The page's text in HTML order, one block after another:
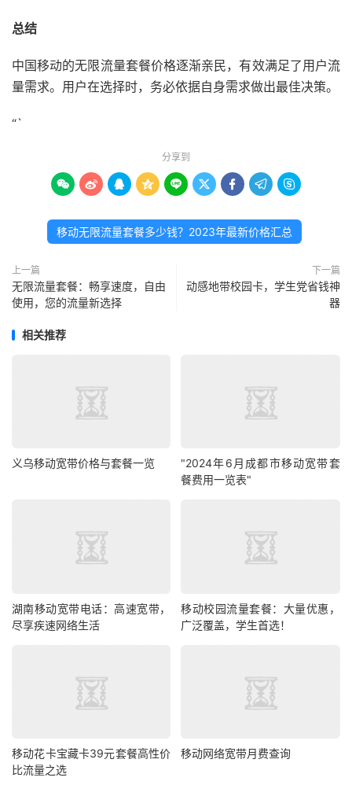
总结
中国移动的无限流量套餐价格逐渐亲民，有效满足了用户流
量需求。用户在选择时，务必依据自身需求做出最佳决策。
“`
分享到
        
移动无限流量套餐多少钱？2023年最新价格汇总
上一篇
无限流量套餐：畅享速度，自由
使用，您的流量新选择
下一篇
动感地带校园卡，学生党省钱神
器
相关推荐
义乌移动宽带价格与套餐一览
"2024年6月成都市移动宽带套
餐费用一览表"
湖南移动宽带电话：高速宽带，
尽享疾速网络生活
移动校园流量套餐：大量优惠，
广泛覆盖，学生首选！
移动花卡宝藏卡39元套餐高性价
比流量之选
移动网络宽带月费查询